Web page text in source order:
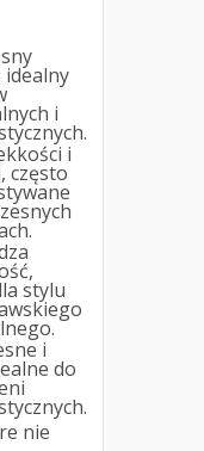
idealny
i
i
często
stylu
i
do
nie